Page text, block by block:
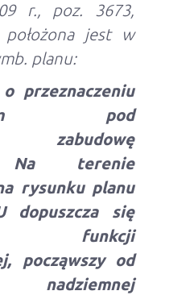
r., poz. 3673,
położona jest w
planu:
przeznaczeniu
pod
zabudowę
Na terenie
rysunku planu
dopuszcza się
funkcji
począwszy od